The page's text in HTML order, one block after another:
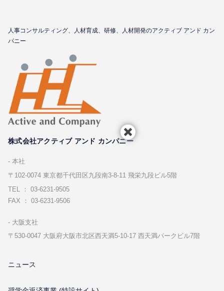
⼈事コンサルティング、⼈材育成、研修、⼈材開発のアクティブ アンド カン
パニー
株式会社アクティブ アンド カンパニー
本社
〒102-0074 東京都千代⽥区九段南3-8-11 飛栄九段ビル5階
TEL ： 03-6231-9505
FAX ： 03-6231-9506
⼤阪⽀社
〒530-0047 ⼤阪府⼤阪市北区⻄天満5-10-17 ⻄天満パークビル7階
ニュース